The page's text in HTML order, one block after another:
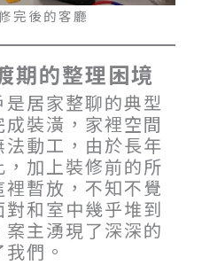
完後的客廳
期的整理困境
居家整聊的典型
裝潢，家裡空間
動工，由於長年
加上裝修前的所
暫放，不知不覺
和室中幾乎堆到
主湧現了深深的
們。